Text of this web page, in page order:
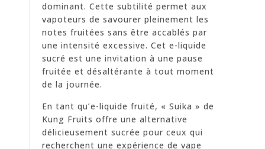
dominant. Cette subtilité permet aux
vapoteurs de savourer pleinement les
notes fruitées sans être accablés par
une intensité excessive. Cet e-liquide
sucré est une invitation à une pause
fruitée et désaltérante à tout moment
de la journée.
En tant qu’e-liquide fruité, « Suika » de
Kung Fruits offre une alternative
délicieusement sucrée pour ceux qui
recherchent une expérience de vape